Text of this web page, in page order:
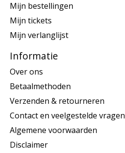
Mijn bestellingen
Mijn tickets
Mijn verlanglijst
Informatie
Over ons
Betaalmethoden
Verzenden & retourneren
Contact en veelgestelde vragen
Algemene voorwaarden
Disclaimer